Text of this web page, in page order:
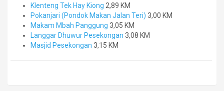
Klenteng Tek Hay Kiong 2,89 KM
Pokanjari (Pondok Makan Jalan Teri) 3,00 KM
Makam Mbah Panggung 3,05 KM
Langgar Dhuwur Pesekongan 3,08 KM
Masjid Pesekongan 3,15 KM